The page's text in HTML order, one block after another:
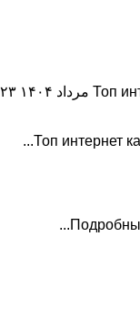
Топ
۲۳ مرداد ۱۴۰۴
Топ интернет